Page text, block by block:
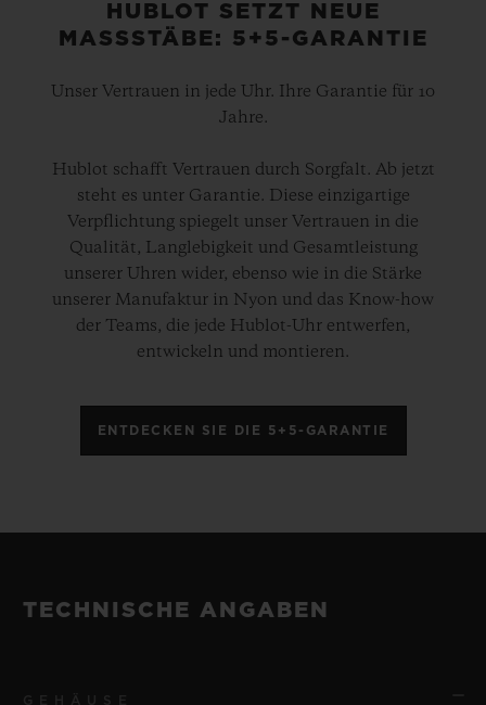
HUBLOT SETZT NEUE
MASSSTÄBE: 5+5-GARANTIE
Unser Vertrauen in jede Uhr. Ihre Garantie für 10
Jahre.
Hublot schafft Vertrauen durch Sorgfalt. Ab jetzt
steht es unter Garantie. Diese einzigartige
Verpflichtung spiegelt unser Vertrauen in die
Qualität, Langlebigkeit und Gesamtleistung
unserer Uhren wider, ebenso wie in die Stärke
unserer Manufaktur in Nyon und das Know-how
der Teams, die jede Hublot-Uhr entwerfen,
entwickeln und montieren.
ENTDECKEN SIE DIE 5+5-GARANTIE
TECHNISCHE ANGABEN